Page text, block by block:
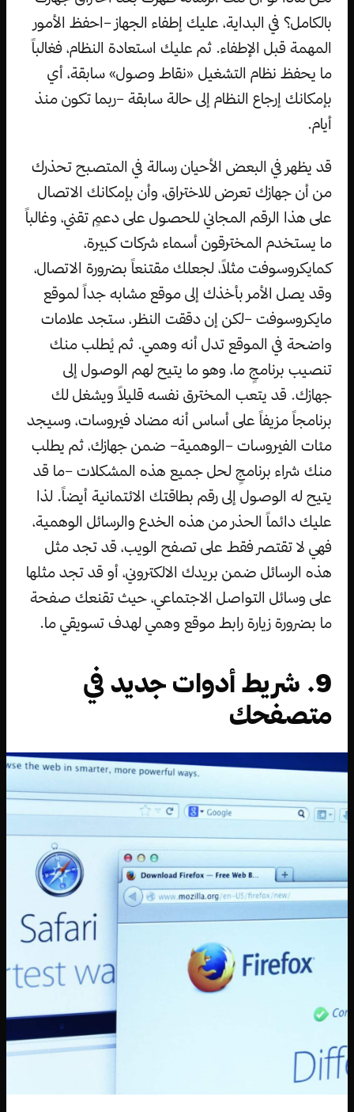
بالكامل؟ في البداية، عليك إطفاء الجهاز –احفظ الأمور
المهمة قبل الإطفاء. ثم عليك استعادة النظام، فغالباً
ما يحفظ نظام التشغيل «نقاط وصول» سابقة، أي
بإمكانك إرجاع النظام إلى حالة سابقة –ربما تكون منذ
أيام.
قد يظهر في البعض الأحيان رسالة في المتصبح تحذرك
من أن جهازك تعرض للاختراق، وأن بإمكانك الاتصال
على هذا الرقم المجاني للحصول على دعمٍ تقني، وغالباً
ما يستخدم المخترقون أسماء شركات كبيرة،
كمايكروسوفت مثلاً، لجعلك مقتنعاً بضرورة الاتصال،
وقد يصل الأمر بأخذك إلى موقع مشابه جداً لموقع
مايكروسوفت –لكن إن دققت النظر، ستجد علامات
واضحة في الموقع تدل أنه وهمي. ثم يُطلب منك
تنصيب برنامجٍ ما، وهو ما يتيح لهم الوصول إلى
جهازك. قد يتعب المخترق نفسه قليلاً ويشغل لك
برنامجاً مزيفاً على أساس أنه مضاد فيروسات، وسيجد
مئات الفيروسات –الوهمية– ضمن جهازك، ثم يطلب
منك شراء برنامجٍ لحل جميع هذه المشكلات –ما قد
يتيح له الوصول إلى رقم بطاقتك الائتمانية أيضاً. لذا
عليك دائماً الحذر من هذه الخدع والرسائل الوهمية،
فهي لا تقتصر فقط على تصفح الويب، قد تجد مثل
هذه الرسائل ضمن بريدك الالكتروني، أو قد تجد مثلها
على وسائل التواصل الاجتماعي، حيث تقنعك صفحة
ما بضرورة زيارة رابط موقع وهمي لهدف تسويقي ما.
9. شريط أدوات جديد في
متصفحك